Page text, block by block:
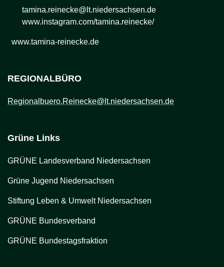
tamina.reinecke@lt.niedersachsen.de
www.instagram.com/tamina.reinecke/
www.tamina-reinecke.de
REGIONALBÜRO
Regionalbuero.Reinecke@lt.niedersachsen.de
Grüne Links
GRÜNE Landesverband Niedersachsen
Grüne Jugend Niedersachsen
Stiftung Leben & Umwelt Niedersachsen
GRÜNE Bundesverband
GRÜNE Bundestagsfraktion